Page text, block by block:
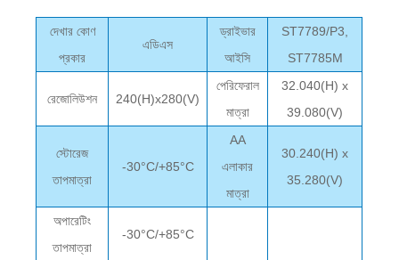
দেখার কোণ
প্রকার
এডিএস
ড্রাইভার
আইসি
ST7789/P3,
ST7785M
রেজোলিউশন 240(H)x280(V)
পেরিফেরাল
মাত্রা
32.040(H) x
39.080(V)
স্টোরেজ
তাপমাত্রা
-30°C/+85°C
AA
এলাকার
মাত্রা
30.240(H) x
35.280(V)
অপারেটিং
তাপমাত্রা
-30°C/+85°C